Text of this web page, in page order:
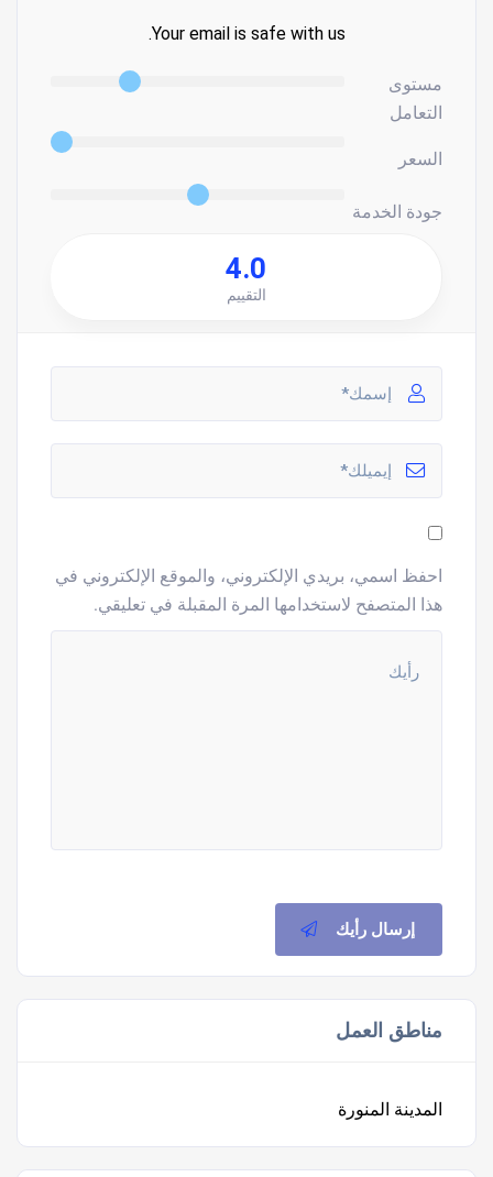
Your email is safe with us.
مستوى
التعامل
السعر
جودة الخدمة
4.0
التقييم
احفظ اسمي، بريدي الإلكتروني، والموقع الإلكتروني في
هذا المتصفح لاستخدامها المرة المقبلة في تعليقي.
إرسال رأيك
مناطق العمل
المدينة المنورة